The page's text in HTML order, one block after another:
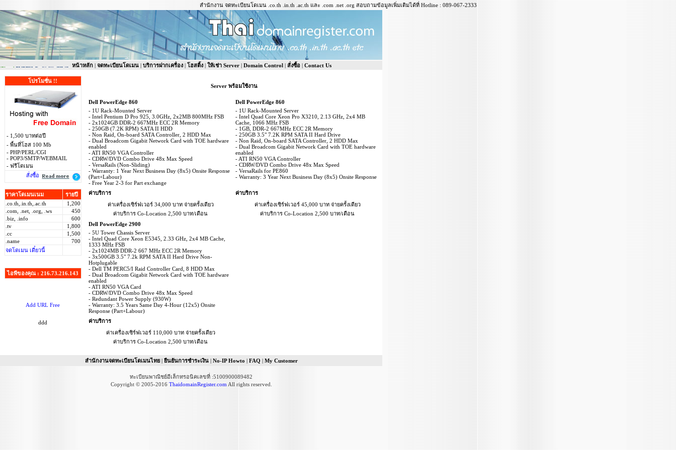
สำนักงาน จดทะเบียนโดเมน .co.th .in.th .ac.th และ .com .net .org สอบถามข้อมูลเพิ่มเติมได้ที่ Hotline : 089-067-2333
หน้าหลัก | จดทะเบียนโดเมน | บริการฝากเครื่อง | โฮสติ้ง | ให้เช่า Server | Domain Control | สั่งซื้อ | Contact Us
โปรโมชั่น !!
- 1,500 บาทต่อปี
- พื้นที่โฮส 100 Mb
- PHP/PERL/CGI
- POP3/SMTP/WEBMAIL
- ฟรีโดเมน
สั่งซื้อ
ราคาโดเมนเนม
รายปี
.co.th,.in.th,.ac.th
1,200
.com, .net, .org, .ws
450
.biz, .info
600
.tv
1,800
.cc
1,500
.name
700
จดโดเมน เดี๋ยวนี้
ไอพีของคุณ : 216.73.216.143
Add URL Free
ddd
Server พร้อมใช้งาน
Dell PowerEdge 860
- 1U Rack-Mounted Server
- Intel Pentium D Pro 925, 3.0GHz, 2x2MB 800MHz FSB
- 2x1024GB DDR-2 667MHz ECC 2R Memory
- 250GB (7.2K RPM) SATA II HDD
- Non Raid, On-board SATA Controller, 2 HDD Max
- Dual Broadcom Gigabit Network Card with TOE hardware
enabled
- ATI RN50 VGA Controller
- CDRW/DVD Combo Drive 48x Max Speed
- VersaRails (Non-Sliding)
- Warranty: 1 Year Next Business Day (8x5) Onsite Response
(Part+Labour)
- Free Year 2-3 for Part exchange
ค่าบริการ
ค่าเครื่องเซิร์ฟเวอร์ 34,000 บาท จ่ายครั้งเดียว
ค่าบริการ Co-Location 2,500 บาท/เดือน
Dell PowerEdge 860
- 1U Rack-Mounted Server
- Intel Quad Core Xeon Pro X3210, 2.13 GHz, 2x4 MB
Cache, 1066 MHz FSB
- 1GB, DDR-2 667MHz ECC 2R Memory
- 250GB 3.5" 7.2K RPM SATA II Hard Drive
- Non Raid, On-board SATA Controller, 2 HDD Max
- Dual Broadcom Gigabit Network Card with TOE hardware
enabled
- ATI RN50 VGA Controller
- CDRW/DVD Combo Drive 48x Max Speed
- VersaRails for PE860
- Warranty: 3 Year Next Business Day (8x5) Onsite Response
ค่าบริการ
ค่าเครื่องเซิร์ฟเวอร์ 45,000 บาท จ่ายครั้งเดียว
ค่าบริการ Co-Location 2,500 บาท/เดือน
Dell PowerEdge 2900
- 5U Tower Chassis Server
- Intel Quad Core Xeon E5345, 2.33 GHz, 2x4 MB Cache,
1333 MHz FSB
- 2x1024MB DDR-2 667 MHz ECC 2R Memory
- 3x500GB 3.5" 7.2k RPM SATA II Hard Drive Non-
Hotplugable
- Dell TM PERC5/I Raid Controller Card, 8 HDD Max
- Dual Broadcom Gigabit Network Card with TOE hardware
enabled
- ATI RN50 VGA Card
- CDRW/DVD Combo Drive 48x Max Speed
- Redundant Power Supply (930W)
- Warranty: 3.5 Years Same Day 4-Hour (12x5) Onsite
Response (Part+Labour)
ค่าบริการ
ค่าเครื่องเซิร์ฟเวอร์ 110,000 บาท จ่ายครั้งเดียว
ค่าบริการ Co-Location 2,500 บาท/เดือน
สำนักงานจดทะเบียนโดเมนไทย | ยืนยันการชำระเงิน | No-IP Howto | FAQ | My Customer
ทะเบียนพาณิชย์อีเล็กทรอนิคเลขที่ :5100900089482
Copyright © 2005-2016 ThaidomainRegister.com All rights reserved.